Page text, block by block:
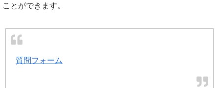
ことができます。
質問フォーム